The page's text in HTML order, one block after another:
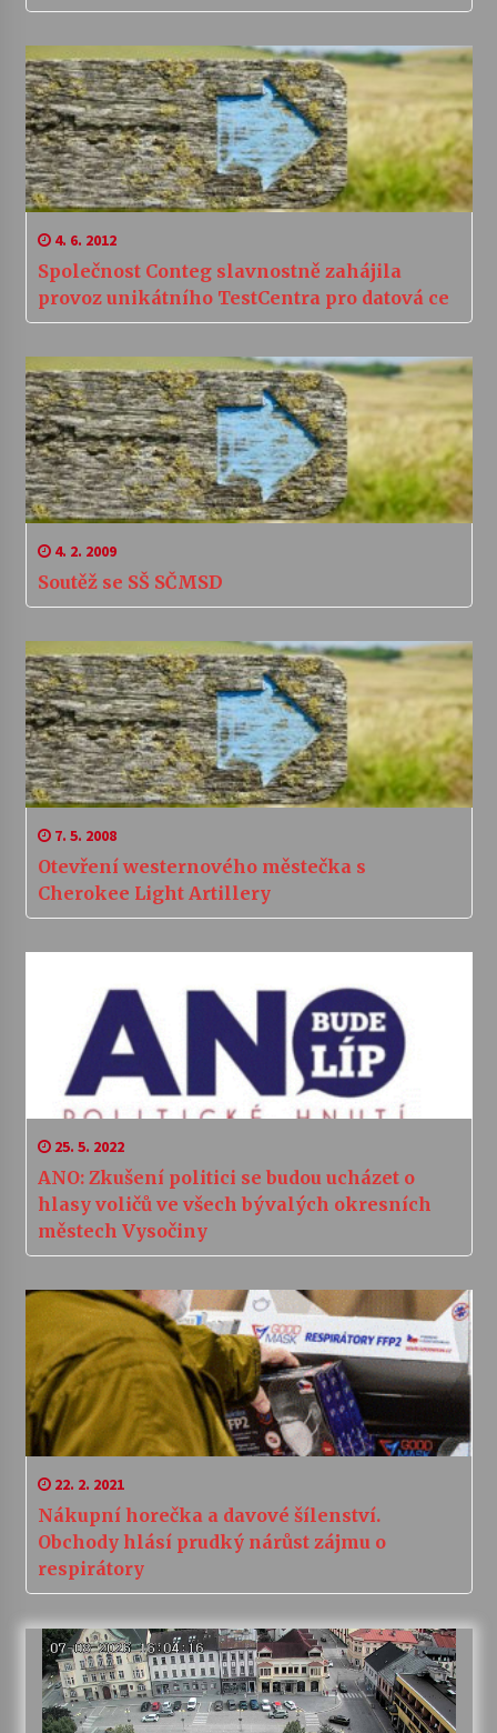
4. 6. 2012
Společnost Conteg slavnostně zahájila
provoz unikátního TestCentra pro datová ce
4. 2. 2009
Soutěž se SŠ SČMSD
7. 5. 2008
Otevření westernového městečka s
Cherokee Light Artillery
25. 5. 2022
ANO: Zkušení politici se budou ucházet o
hlasy voličů ve všech bývalých okresních
městech Vysočiny
22. 2. 2021
Nákupní horečka a davové šílenství.
Obchody hlásí prudký nárůst zájmu o
respirátory